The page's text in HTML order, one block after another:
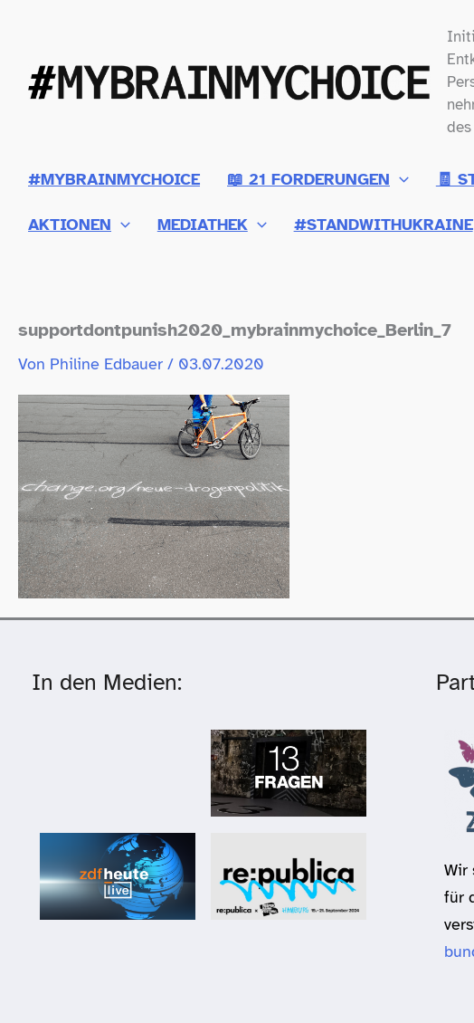
springen
#MYBRAINMYCHOICE 📖 21 FORDERUNGEN 🧾
AKTIONEN MEDIATHEK #STANDWITHUKRAINE
supportdontpunish2020_​mybrainmychoice_​Berlin_​7
Von Philine Edbauer / 03.07.2020
In den Medien:
Wir
für